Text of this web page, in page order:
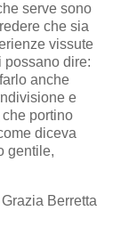
serve sono
che sia
vissute
dire:
anche
e
portino
diceva
gentile,
Berretta